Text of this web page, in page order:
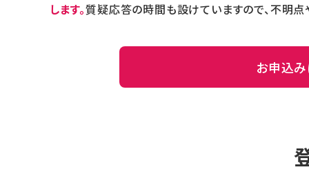
します。質疑応答の時間も設けていますので、不明
お申込